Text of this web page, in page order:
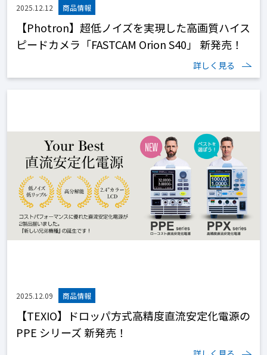
2025.12.12
【Photron】超低ノイズを実現した高画質ハイス
ピードカメラ「FASTCAM Orion S40」 新発売！
詳しく見る
2025.12.09
【TEXIO】ドロッパ方式高精度直流安定化電源の
PPE シリーズ 新発売！